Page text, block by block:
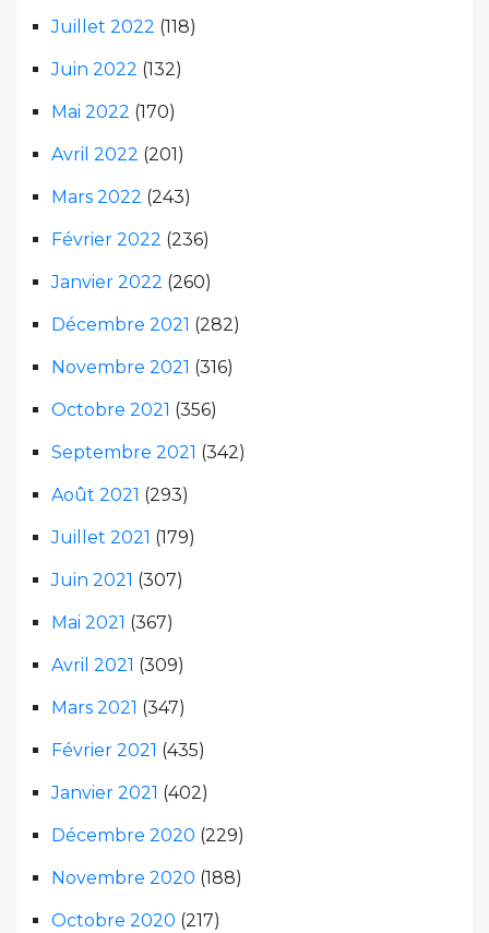
Juillet 2022 (118)
Juin 2022 (132)
Mai 2022 (170)
Avril 2022 (201)
Mars 2022 (243)
Février 2022 (236)
Janvier 2022 (260)
Décembre 2021 (282)
Novembre 2021 (316)
Octobre 2021 (356)
Septembre 2021 (342)
Août 2021 (293)
Juillet 2021 (179)
Juin 2021 (307)
Mai 2021 (367)
Avril 2021 (309)
Mars 2021 (347)
Février 2021 (435)
Janvier 2021 (402)
Décembre 2020 (229)
Novembre 2020 (188)
Octobre 2020 (217)